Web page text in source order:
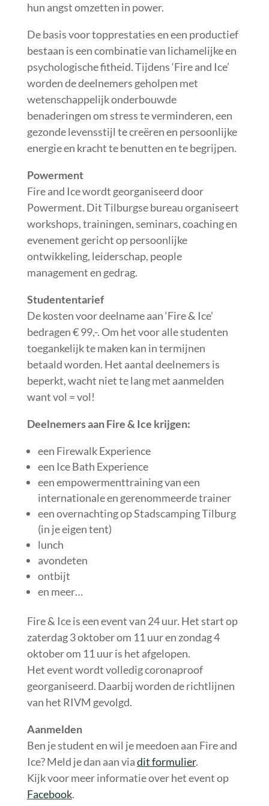
hun angst omzetten in power.
De basis voor topprestaties en een productief
bestaan is een combinatie van lichamelijke en
psychologische fitheid. Tijdens ‘Fire and Ice’
worden de deelnemers geholpen met
wetenschappelijk onderbouwde
benaderingen om stress te verminderen, een
gezonde levensstijl te creëren en persoonlijke
energie en kracht te benutten en te begrijpen.
Powerment
Fire and Ice wordt georganiseerd door
Powerment. Dit Tilburgse bureau organiseert
workshops, trainingen, seminars, coaching en
evenement gericht op persoonlijke
ontwikkeling, leiderschap, people
management en gedrag.
Studententarief
De kosten voor deelname aan ‘Fire & Ice’
bedragen € 99,-. Om het voor alle studenten
toegankelijk te maken kan in termijnen
betaald worden. Het aantal deelnemers is
beperkt, wacht niet te lang met aanmelden
want vol = vol!
Deelnemers aan Fire & Ice krijgen:
een Firewalk Experience
een Ice Bath Experience
een empowermenttraining van een
internationale en gerenommeerde trainer
een overnachting op Stadscamping Tilburg
(in je eigen tent)
lunch
avondeten
ontbijt
en meer…
Fire & Ice is een event van 24 uur. Het start op
zaterdag 3 oktober om 11 uur en zondag 4
oktober om 11 uur is het afgelopen.
Het event wordt volledig coronaproof
georganiseerd. Daarbij worden de richtlijnen
van het RIVM gevolgd.
Aanmelden
Ben je student en wil je meedoen aan Fire and
Ice? Meld je dan aan viadit formulier.
Kijk voor meer informatie over het event op
Facebook.